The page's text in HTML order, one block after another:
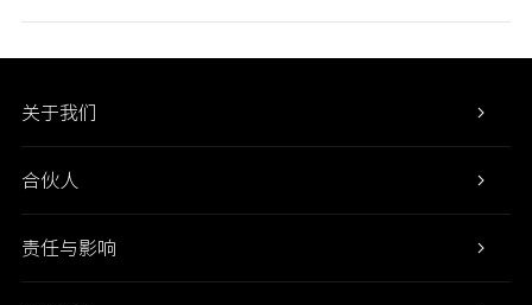
关于我们
合伙人
责任与影响